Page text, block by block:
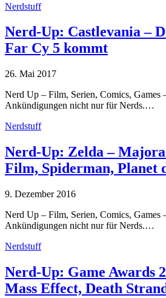
Nerdstuff
Nerd-Up: Castlevania –
Far Cy 5 kommt
26. Mai 2017
Nerd Up – Film, Serien, Comics, Games
Ankündigungen nicht nur für Nerds.…
Nerdstuff
Nerd-Up: Zelda –
Film, Spiderman, Planet
9. Dezember 2016
Nerd Up – Film, Serien, Comics, Games
Ankündigungen nicht nur für Nerds.…
Nerdstuff
Nerd-Up: Game Awards
Mass Effect, Death